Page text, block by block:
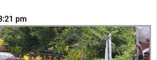
pm